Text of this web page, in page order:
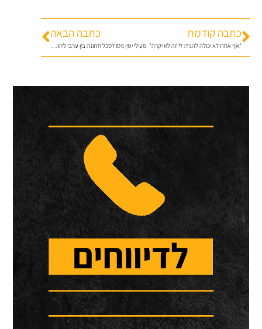
כתבה קודמת
"אף אחת לא יכולה להגיד: לי זה לא יקרה"
כתבה הבאה